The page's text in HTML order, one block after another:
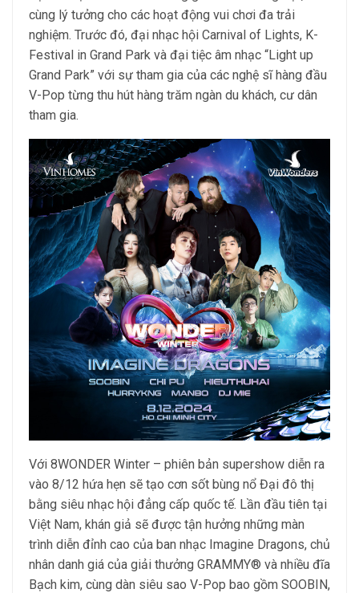
cùng lý tưởng cho các hoạt động vui chơi đa trải
nghiệm. Trước đó, đại nhạc hội Carnival of Lights, K-
Festival in Grand Park và đại tiệc âm nhạc “Light up
Grand Park” với sự tham gia của các nghệ sĩ hàng đầu
V-Pop từng thu hút hàng trăm ngàn du khách, cư dân
tham gia.
Với 8WONDER Winter – phiên bản supershow diễn ra
vào 8/12 hứa hẹn sẽ tạo cơn sốt bùng nổ Đại đô thị
bằng siêu nhạc hội đẳng cấp quốc tế. Lần đầu tiên tại
Việt Nam, khán giả sẽ được tận hưởng những màn
trình diễn đỉnh cao của ban nhạc Imagine Dragons, chủ
nhân danh giá của giải thưởng GRAMMY® và nhiều đĩa
Bạch kim, cùng dàn siêu sao V-Pop bao gồm SOOBIN,